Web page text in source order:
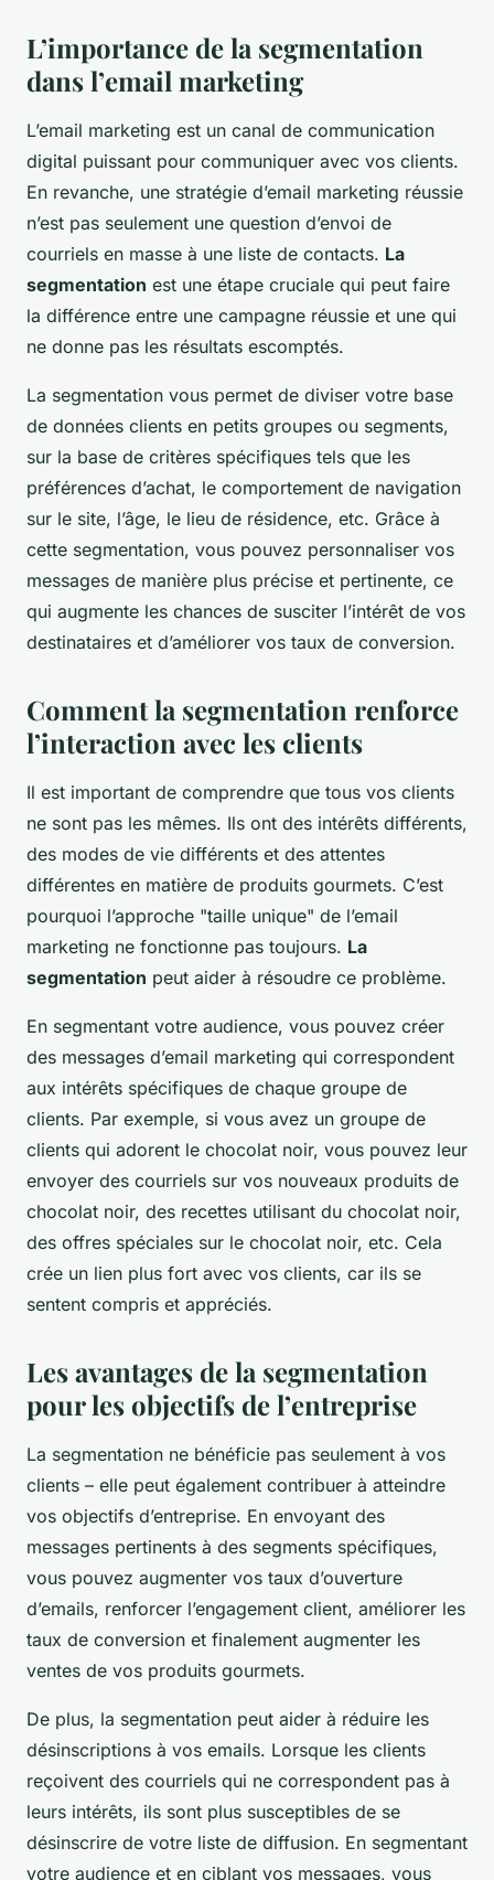
L’importance de la segmentation
dans l’email marketing
L’email marketing est un canal de communication
digital puissant pour communiquer avec vos clients.
En revanche, une stratégie d’email marketing réussie
n’est pas seulement une question d’envoi de
courriels en masse à une liste de contacts. La
segmentation est une étape cruciale qui peut faire
la différence entre une campagne réussie et une qui
ne donne pas les résultats escomptés.
La segmentation vous permet de diviser votre base
de données clients en petits groupes ou segments,
sur la base de critères spécifiques tels que les
préférences d’achat, le comportement de navigation
sur le site, l’âge, le lieu de résidence, etc. Grâce à
cette segmentation, vous pouvez personnaliser vos
messages de manière plus précise et pertinente, ce
qui augmente les chances de susciter l’intérêt de vos
destinataires et d’améliorer vos taux de conversion.
Comment la segmentation renforce
l’interaction avec les clients
Il est important de comprendre que tous vos clients
ne sont pas les mêmes. Ils ont des intérêts différents,
des modes de vie différents et des attentes
différentes en matière de produits gourmets. C’est
pourquoi l’approche "taille unique" de l’email
marketing ne fonctionne pas toujours. La
segmentation peut aider à résoudre ce problème.
En segmentant votre audience, vous pouvez créer
des messages d’email marketing qui correspondent
aux intérêts spécifiques de chaque groupe de
clients. Par exemple, si vous avez un groupe de
clients qui adorent le chocolat noir, vous pouvez leur
envoyer des courriels sur vos nouveaux produits de
chocolat noir, des recettes utilisant du chocolat noir,
des offres spéciales sur le chocolat noir, etc. Cela
crée un lien plus fort avec vos clients, car ils se
sentent compris et appréciés.
Les avantages de la segmentation
pour les objectifs de l’entreprise
La segmentation ne bénéficie pas seulement à vos
clients – elle peut également contribuer à atteindre
vos objectifs d’entreprise. En envoyant des
messages pertinents à des segments spécifiques,
vous pouvez augmenter vos taux d’ouverture
d’emails, renforcer l’engagement client, améliorer les
taux de conversion et finalement augmenter les
ventes de vos produits gourmets.
De plus, la segmentation peut aider à réduire les
désinscriptions à vos emails. Lorsque les clients
reçoivent des courriels qui ne correspondent pas à
leurs intérêts, ils sont plus susceptibles de se
désinscrire de votre liste de diffusion. En segmentant
votre audience et en ciblant vos messages, vous